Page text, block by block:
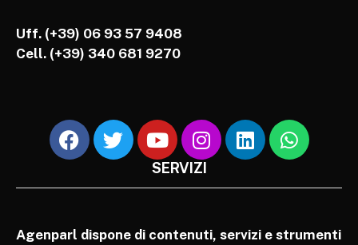
Uff. (+39) 06 93 57 9408
Cell. (+39) 340 681 9270
SERVIZI
Agenparl dispone di contenuti, servizi e strumenti